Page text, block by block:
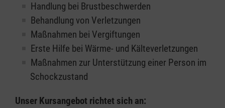
Handlung bei Brustbeschwerden
Behandlung von Verletzungen
Maßnahmen bei Vergiftungen
Erste Hilfe bei Wärme- und Kälteverletzungen
Maßnahmen zur Unterstützung einer Person im
Schockzustand
Unser Kursangebot richtet sich an: